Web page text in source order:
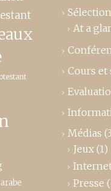
arabe
Sélection
At a
Cours et
Médias
Jeux (1)
Presse